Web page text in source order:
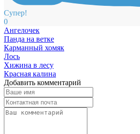
Супер!
0
Ангелочек
Панда на ветке
Карманный хомяк
Лось
Хижина в лесу
Красная калина
Добавить комментарий